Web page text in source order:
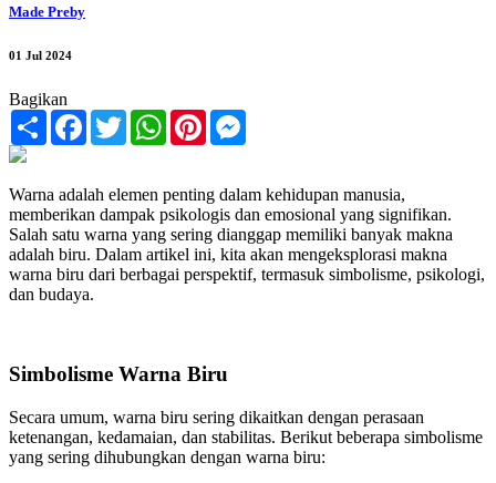
Made Preby
01 Jul 2024
Bagikan
Share FacebookTwitterWhatsApp
Pinterest
Warna adalah elemen penting dalam kehidupan manusia,
memberikan dampak psikologis dan emosional yang signifikan.
Salah satu warna yang sering dianggap memiliki banyak makna
adalah biru. Dalam artikel ini, kita akan mengeksplorasi makna
warna biru dari berbagai perspektif, termasuk simbolisme, psikologi,
dan budaya.
Simbolisme Warna Biru
Secara umum, warna biru sering dikaitkan dengan perasaan
ketenangan, kedamaian, dan stabilitas. Berikut beberapa simbolisme
yang sering dihubungkan dengan warna biru: